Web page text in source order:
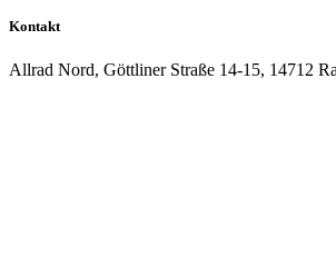
Kontakt
Allrad Nord, Göttliner Straße 14-15, 14712